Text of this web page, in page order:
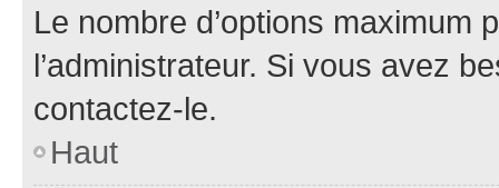
Le nombre d’options maximum
l’administrateur. Si vous avez
contactez-le.
Haut